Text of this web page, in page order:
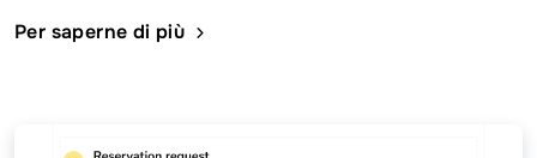
Per saperne di più